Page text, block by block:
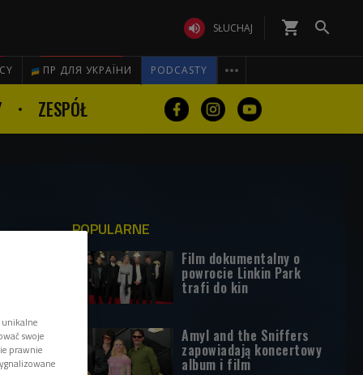
 SŁUCHAJ shopping_cart 
ПР ДЛЯ УКРАЇНИ PODCASTY 
ZESPÓŁ
POPULARNE
Film dokumentalny o
powrocie Linkin Park
trafi do kin
Amyl and the Sniffers
zapowiadają koncertowy
album i film
swoje
prawnie